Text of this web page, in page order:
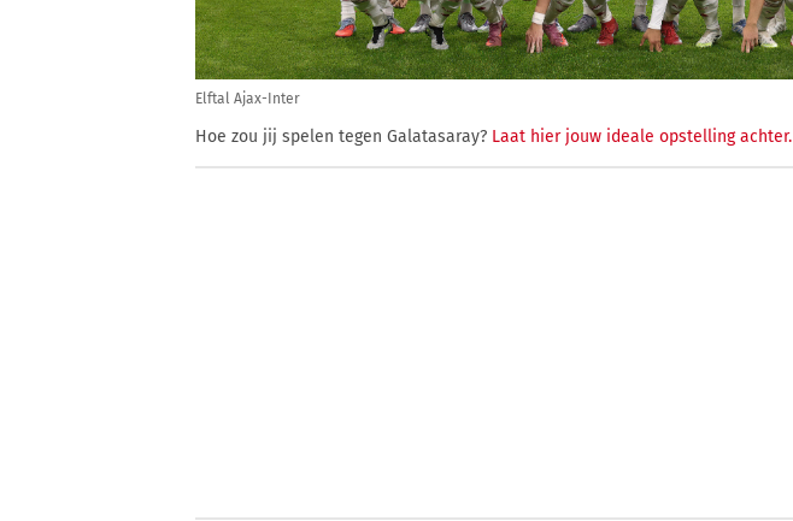
Elftal Ajax-Inter
Hoe zou jij spelen tegen Galatasaray? Laat hier jouw ideale opstelling achter.